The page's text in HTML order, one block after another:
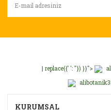
| replace({' ': ''}) }}">
KURUMSAL